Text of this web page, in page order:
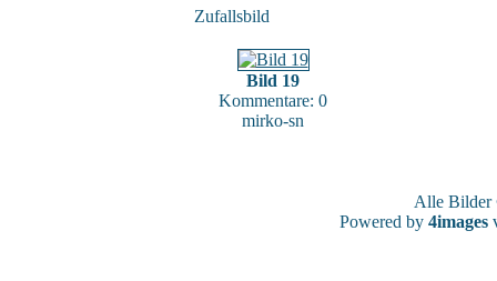
Zufallsbild
Bild 19
Kommentare: 0
mirko-sn
Alle
Powered by 4images